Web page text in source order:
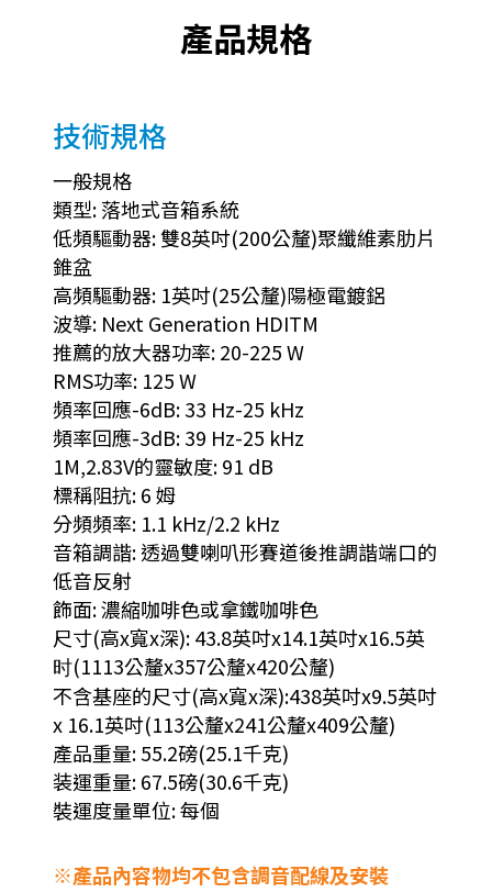
產品規格
技術規格
一般規格
類型: 落地式音箱系統
低頻驅動器: 雙8英吋(200公釐)聚纖維素肋片
錐盆
高頻驅動器: 1英吋(25公釐)陽極電鍍鋁
波導: Next Generation HDITM
推薦的放大器功率: 20-225 W
RMS功率: 125 W
頻率回應-6dB: 33 Hz-25 kHz
頻率回應-3dB: 39 Hz-25 kHz
1M,2.83V的靈敏度: 91 dB
標稱阻抗: 6 姆
分頻頻率: 1.1 kHz/2.2 kHz
音箱調諧: 透過雙喇叭形賽道後推調諧端口的
低音反射
飾面: 濃縮咖啡色或拿鐵咖啡色
尺寸(高x寬x深): 43.8英吋x14.1英吋x16.5英
时(1113公釐x357公釐x420公釐)
不含基座的尺寸(高x寬x深):438英吋x9.5英吋
x 16.1英吋(113公釐x241公釐x409公釐)
產品重量: 55.2磅(25.1千克)
装運重量: 67.5磅(30.6千克)
裝運度量單位: 每個
※產品內容物均不包含調音配線及安裝